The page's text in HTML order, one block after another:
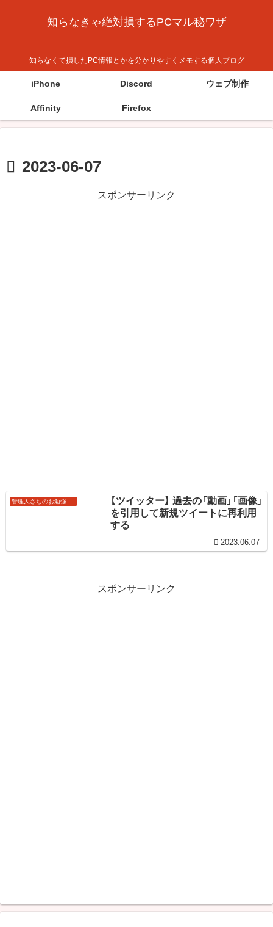
知らなきゃ絶対損するPCマル秘ワザ
知らなくて損したPC情報とかを分かりやすくメモする個人ブログ
iPhone Discord ウェブ制作
Affinity Firefox
2023-06-07
スポンサーリンク
【ツイッター】 過去の「動画」「画像」
を引用して新規ツイートに再利用
する
2023.06.07
スポンサーリンク